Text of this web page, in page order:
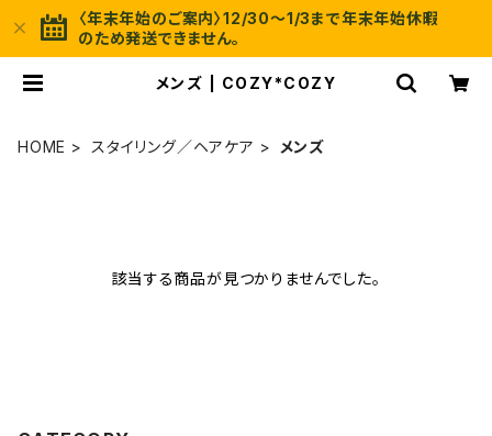
〈年末年始のご案内〉12/30〜1/3まで年末年始休暇
のため発送できません。
メンズ | COZY*COZY
HOME スタイリング／ヘアケア メンズ
該当する商品が見つかりませんでした。